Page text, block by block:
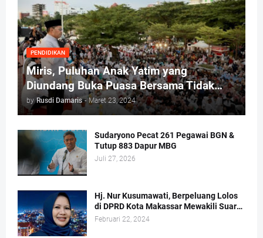
PENDIDIKAN
Miris, Puluhan Anak Yatim yang
Diundang Buka Puasa Bersama Tidak
Dapat Jatah Makan dan Infaq
by Rusdi Damaris - Maret 23, 2024
Sudaryono Pecat 261 Pegawai BGN &
Tutup 883 Dapur MBG
Juli 27, 2026
Hj. Nur Kusumawati, Berpeluang Lolos
di DPRD Kota Makassar Mewakili Suara
Perempuan Dapil 2
Februari 22, 2024